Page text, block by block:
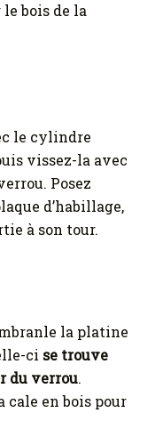
bois de la
le cylindre
vissez-la avec
Posez
d’habillage,
à son tour.
la platine
ci se trouve
du verrou.
cale en bois pour